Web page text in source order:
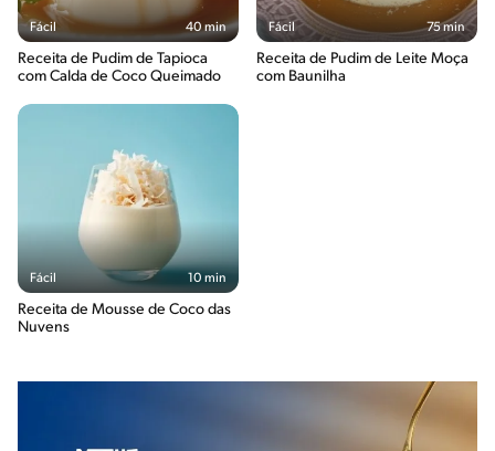
Fácil 40 min
Receita de Pudim de Tapioca
com Calda de Coco Queimado
Fácil 75 min
Receita de Pudim de Leite Moça
com Baunilha
Fácil 10 min
Receita de Mousse de Coco das
Nuvens